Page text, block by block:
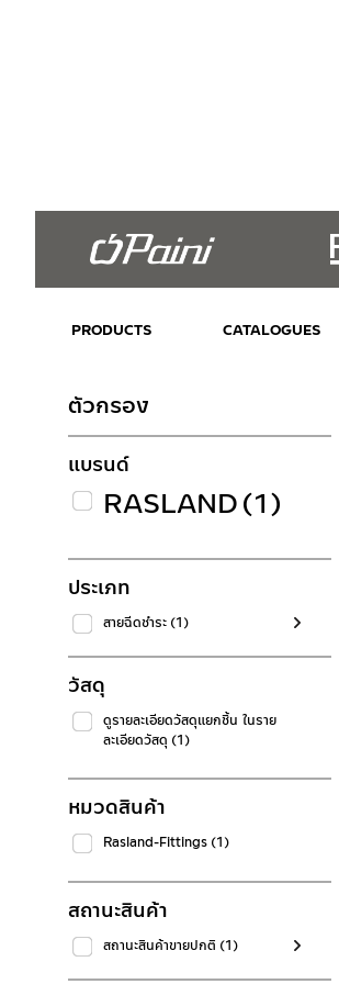
PRODUCTS CATALOGUES
ตัวกรอง
แบรนด์
RASLAND(1)
ประเภท
สายฉีดชำระ (1)
วัสดุ
ดูรายละเอียดวัสดุแยกชิ้น ในราย
ละเอียดวัสดุ (1)
หมวดสินค้า
Rasland-Fittings (1)
สถานะสินค้า
สถานะสินค้าขายปกติ (1)